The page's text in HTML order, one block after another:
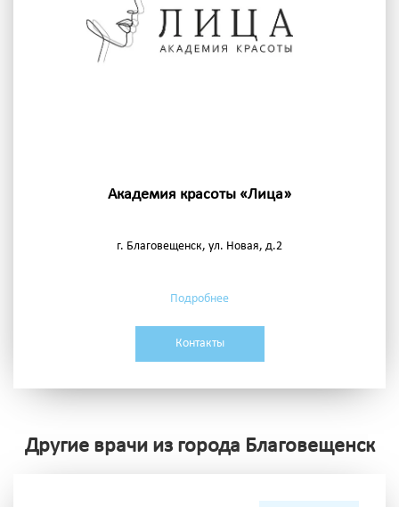
Академия красоты «Лица»
г. Благовещенск, ул. Новая, д.2
Подробнее
Контакты
Другие врачи из города Благовещенск